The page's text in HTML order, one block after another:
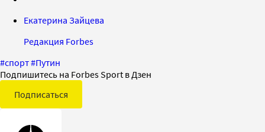
Екатерина Зайцева
Редакция Forbes
#спорт#Путин
Подпишитесь на Forbes Sport в Дзен
Подписаться